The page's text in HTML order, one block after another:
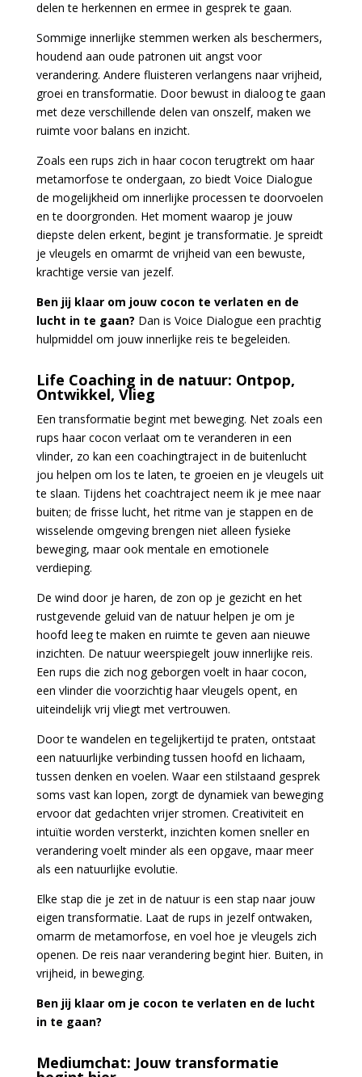
delen te herkennen en ermee in gesprek te gaan.
Sommige innerlijke stemmen werken als beschermers,
houdend aan oude patronen uit angst voor
verandering. Andere fluisteren verlangens naar vrijheid,
groei en transformatie. Door bewust in dialoog te gaan
met deze verschillende delen van onszelf, maken we
ruimte voor balans en inzicht.
Zoals een rups zich in haar cocon terugtrekt om haar
metamorfose te ondergaan, zo biedt Voice Dialogue
de mogelijkheid om innerlijke processen te doorvoelen
en te doorgronden. Het moment waarop je jouw
diepste delen erkent, begint je transformatie. Je spreidt
je vleugels en omarmt de vrijheid van een bewuste,
krachtige versie van jezelf.
Ben jij klaar om jouw cocon te verlaten en de
lucht in te gaan? Dan is Voice Dialogue een prachtig
hulpmiddel om jouw innerlijke reis te begeleiden.
Life Coaching in de natuur: Ontpop,
Ontwikkel, Vlieg
Een transformatie begint met beweging. Net zoals een
rups haar cocon verlaat om te veranderen in een
vlinder, zo kan een coachingtraject in de buitenlucht
jou helpen om los te laten, te groeien en je vleugels uit
te slaan. Tijdens het coachtraject neem ik je mee naar
buiten; de frisse lucht, het ritme van je stappen en de
wisselende omgeving brengen niet alleen fysieke
beweging, maar ook mentale en emotionele
verdieping.
De wind door je haren, de zon op je gezicht en het
rustgevende geluid van de natuur helpen je om je
hoofd leeg te maken en ruimte te geven aan nieuwe
inzichten. De natuur weerspiegelt jouw innerlijke reis.
Een rups die zich nog geborgen voelt in haar cocon,
een vlinder die voorzichtig haar vleugels opent, en
uiteindelijk vrij vliegt met vertrouwen.
Door te wandelen en tegelijkertijd te praten, ontstaat
een natuurlijke verbinding tussen hoofd en lichaam,
tussen denken en voelen. Waar een stilstaand gesprek
soms vast kan lopen, zorgt de dynamiek van beweging
ervoor dat gedachten vrijer stromen. Creativiteit en
intuïtie worden versterkt, inzichten komen sneller en
verandering voelt minder als een opgave, maar meer
als een natuurlijke evolutie.
Elke stap die je zet in de natuur is een stap naar jouw
eigen transformatie. Laat de rups in jezelf ontwaken,
omarm de metamorfose, en voel hoe je vleugels zich
openen. De reis naar verandering begint hier. Buiten, in
vrijheid, in beweging.
Ben jij klaar om je cocon te verlaten en de lucht
in te gaan?
Mediumchat: Jouw transformatie